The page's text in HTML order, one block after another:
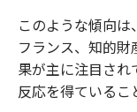
このような傾向
フランス、知的
果が主に注目さ
反応を得ているこ